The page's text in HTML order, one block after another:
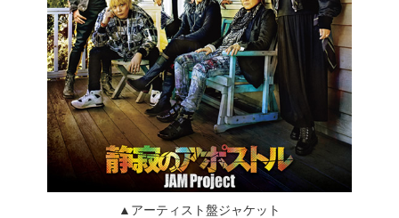
▲アーティスト盤ジャケット